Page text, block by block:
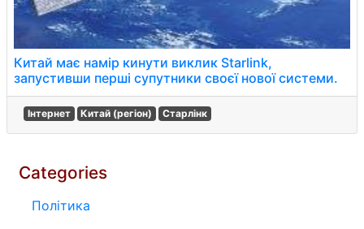
Китай має намір кинути виклик Starlink,
запустивши перші супутники своєї нової системи.
Інтернет Китай (регіон) Старлінк
Categories
Політика